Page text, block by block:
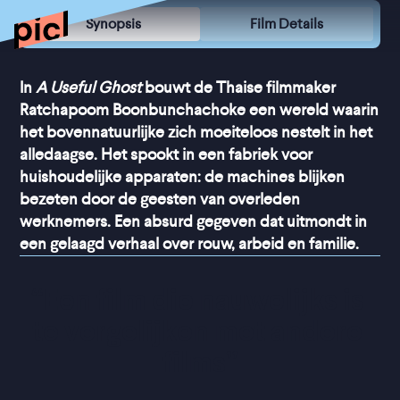
Synopsis Film Details
InA Useful Ghostbouwt de Thaise filmmaker
Ratchapoom Boonbunchachoke een wereld waarin
het bovennatuurlijke zich moeiteloos nestelt in het
alledaagse. Het spookt in een fabriek voor
huishoudelijke apparaten: de machines blijken
bezeten door de geesten van overleden
werknemers. Een absurd gegeven dat uitmondt in
een gelaagd verhaal over rouw, arbeid en familie.